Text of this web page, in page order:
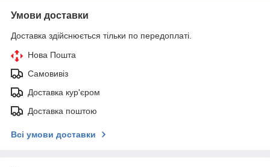
Умови доставки
Доставка здійснюється тільки по передоплаті.
Нова Пошта
Самовивіз
Доставка кур'єром
Доставка поштою
Всі умови доставки